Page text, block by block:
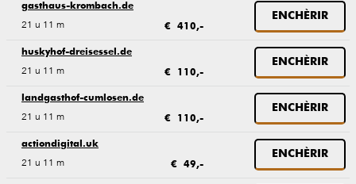
gasthaus-krombach.de
21 u 11 m € 410,-
ENCHÈRIR
huskyhof-dreisessel.de
21 u 11 m € 110,-
ENCHÈRIR
landgasthof-cumlosen.de
21 u 11 m € 110,-
ENCHÈRIR
actiondigital.uk
21 u 11 m € 49,-
ENCHÈRIR